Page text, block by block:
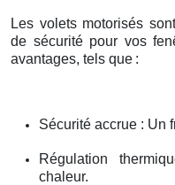
Les volets motorisés
de sécurité pour vos
avantages, tels que :
Sécurité accrue : Un
Régulation
chaleur.